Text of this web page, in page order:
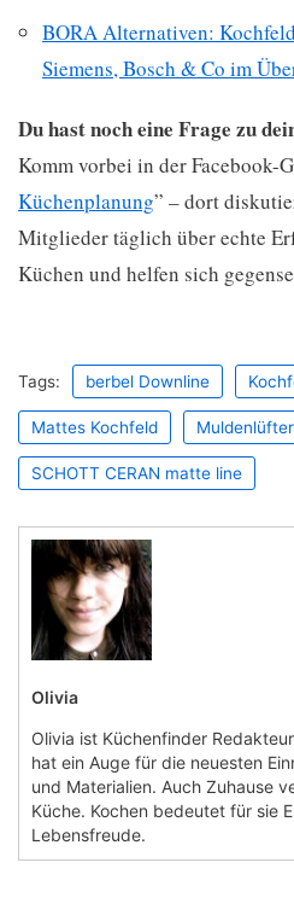
BORA Alternativen:
Siemens, Bosch & Co im
Du hast noch eine Frage zu
Komm vorbei in der Facebook-
Küchenplanung” – dort
Mitglieder täglich über echte
Küchen und helfen sich
Tags: berbel Downline
Mattes Kochfeld Muldenlüfter
SCHOTT CERAN matte line
Olivia
Olivia ist Küchenfinder
hat ein Auge für die neuesten
und Materialien. Auch Zuhause
Küche. Kochen bedeutet für sie
Lebensfreude.